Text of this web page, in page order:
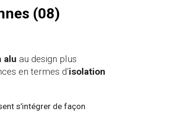
(08)
alu au design plus
en termes d’isolation
s’intégrer de façon